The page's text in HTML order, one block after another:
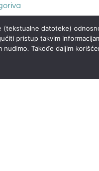
(tekstualne datoteke)
pristup takvim
nudimo. Takođe daljim